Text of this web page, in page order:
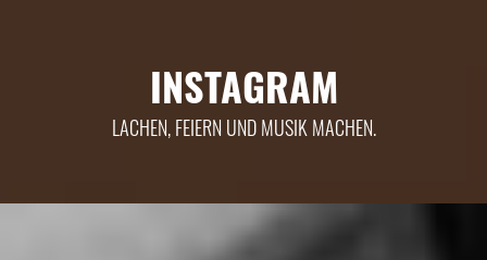
INSTAGRAM
LACHEN, FEIERN UND MUSIK MACHEN.